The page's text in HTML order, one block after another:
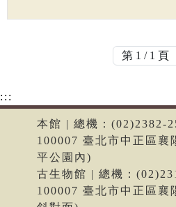
:::
本館 | 總機：(02)2382-
100007 臺北市中正區襄
平公園內)
古生物館 | 總機：
100007 臺北市中正區襄